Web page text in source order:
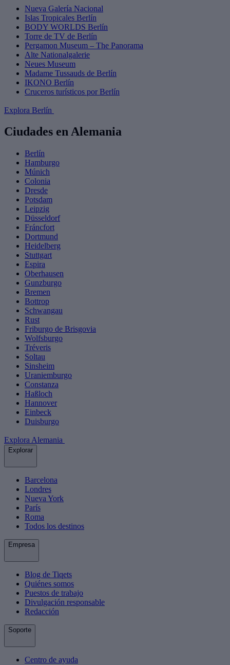
Nueva Galería Nacional
Islas Tropicales Berlín
BODY WORLDS Berlín
Torre de TV de Berlín
Pergamon Museum – The Panorama
Alte Nationalgalerie
Neues Museum
Madame Tussauds de Berlín
IKONO Berlín
Cruceros turísticos por Berlín
Explora Berlín
Ciudades en Alemania
Berlín
Hamburgo
Múnich
Colonia
Dresde
Potsdam
Leipzig
Düsseldorf
Fráncfort
Dortmund
Heidelberg
Stuttgart
Espira
Oberhausen
Gunzburgo
Bremen
Bottrop
Schwangau
Rust
Friburgo de Brisgovia
Wolfsburgo
Tréveris
Soltau
Sinsheim
Uraniemburgo
Constanza
Haßloch
Hannover
Einbeck
Duisburgo
Explora Alemania
Explorar
Barcelona
Londres
Nueva York
París
Roma
Todos los destinos
Empresa
Blog de Tiqets
Quiénes somos
Puestos de trabajo
Divulgación responsable
Redacción
Soporte
Centro de ayuda